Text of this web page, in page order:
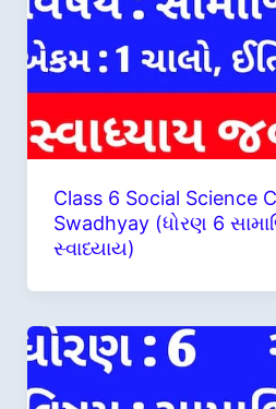
Class 6 Social Science
Swadhyay (ધોરણ 6
સ્વાધ્યાય)